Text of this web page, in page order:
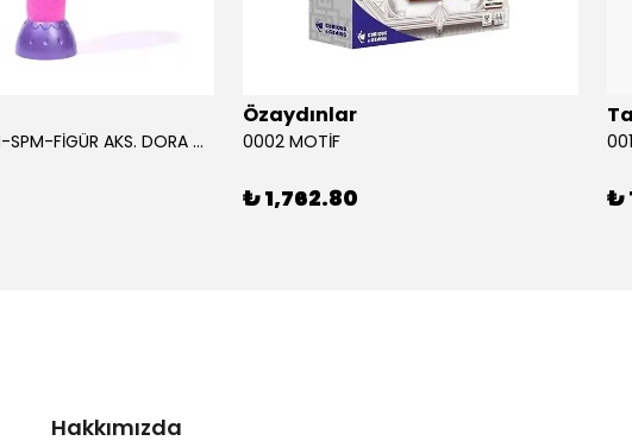
00009749 SUN-SPM-FİGÜR AKS. DORA MİKROFON YAĞMUR ORMANI RİTMİ (DORA) SESLİ
Özaydınlar
0002 MOTİF
₺ 1,762.80 ₺
Hakkımızda